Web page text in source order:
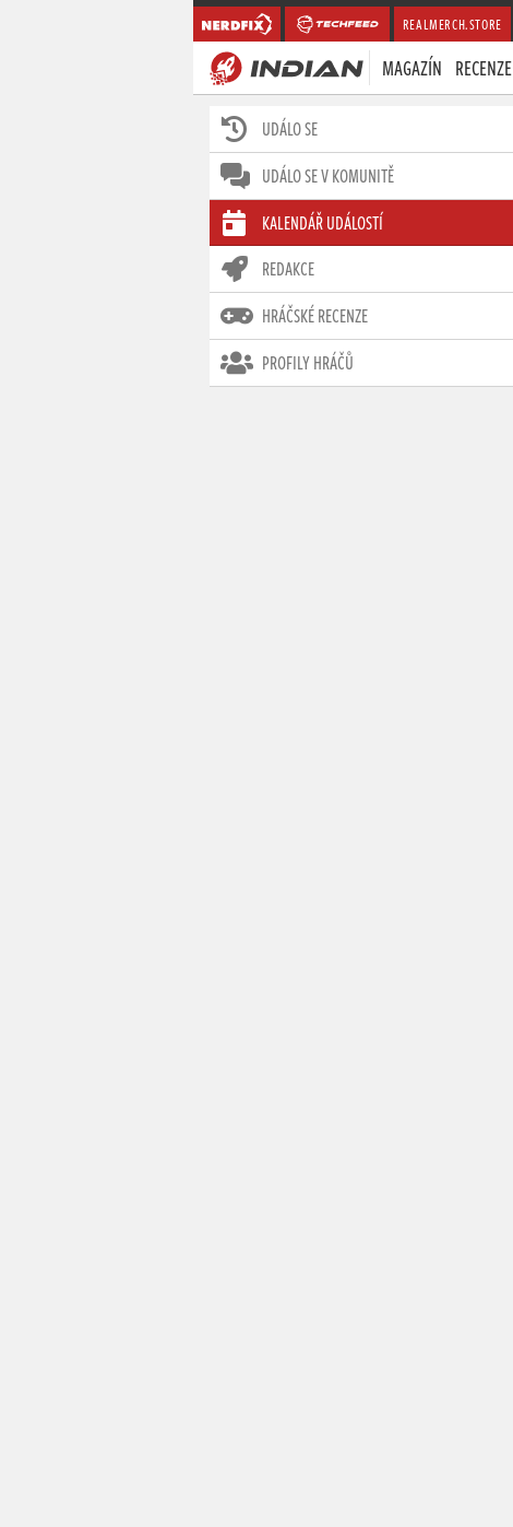
REALMERCH.STORE
MAGAZÍN RECENZE
UDÁLO SE
UDÁLO SE V KOMUNITĚ
KALENDÁŘ UDÁLOSTÍ
REDAKCE
HRÁČSKÉ RECENZE
PROFILY HRÁČŮ